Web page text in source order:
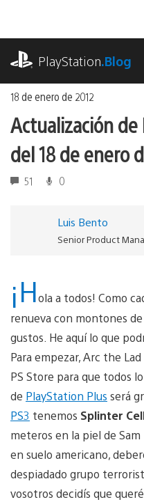
contenido
PlayStation.Blog
18 de enero de 2012
Actualización
del 18 de enero
51 0
Luis Bento
Senior Product
¡Hola a todos! Como
renueva con montones
gustos. He aquí lo que
Para empezar, Arc the
PS Store para que todos
de PlayStation Plus será
PS3 tenemos Splinter
meteros en la piel de
en suelo americano,
despiadado grupo
vosotros decidís que